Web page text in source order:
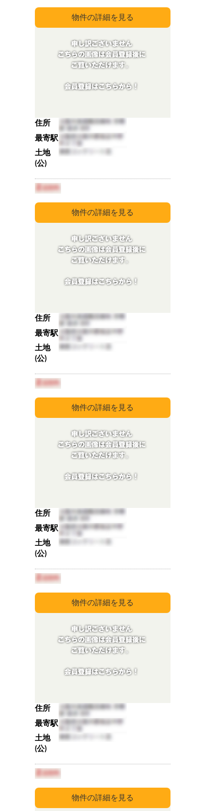
住所
最寄駅
土地
(公)
住所
最寄駅
土地
(公)
住所
最寄駅
土地
(公)
住所
最寄駅
土地
(公)